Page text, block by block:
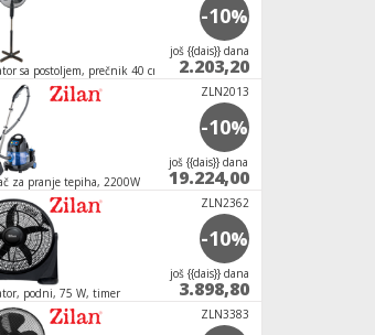
sa postoljem, prečnik 40 cm, 40 W,
-10%
јoš {{dais}} dana
2.203,20
za pranje tepiha, 2200W
ZLN2013
-10%
јoš {{dais}} dana
19.224,00
podni, 75 W, timer
ZLN2362
-10%
јoš {{dais}} dana
3.898,80
ZLN3383